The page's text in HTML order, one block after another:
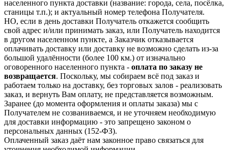
населенного пункта доставки (название: города, села, посёлка,
станицы т.п.); и актуальный номер телефона Получателя.
НО, если в день доставки Получатель откажется сообщить
свой адрес и/или принимать заказ, или Получатель находится
в другом населенном пункте, а Заказчик отказывается
оплачивать доставку или доставку не возможно сделать из-за
большой удалённости (более 100 км.) от изначально
оговоренного населенного пункта - оплата по заказу не
возвращается. Поскольку, мы собираем всё под заказ и
работаем только на доставку, без торговых залов - реализовать
заказ, и вернуть Вам оплату, не представляется возможным.
Заранее (до момента оформления и оплаты заказа) мы с
Получателем не созваниваемся, и не уточняем необходимую
для доставки информацию - это запрещено законом о
персональных данных (152-ФЗ).
Оплаченный заказ даёт нам законное право связаться для